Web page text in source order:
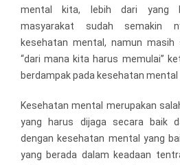
mental kita, lebih dari yang
masyarakat sudah semakin
kesehatan mental, namun
“dari mana kita harus memulai”
berdampak pada kesehatan mental
Kesehatan mental merupakan
yang harus dijaga secara baik
dengan kesehatan mental yang
yang berada dalam keadaan